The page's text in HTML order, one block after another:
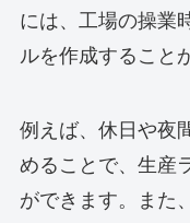
には、工場の操業
ルを作成すること
例えば、休日や夜
めることで、生産
ができます。また